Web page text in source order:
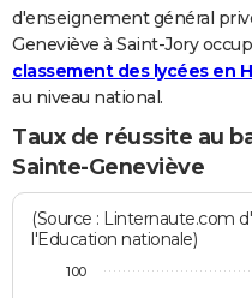
d'enseignement général
Geneviève à Saint-Jory
classement des lycées en
au niveau national.
Taux de réussite au
Sainte-Geneviève
(Source : Linternaute.com
l'Education nationale)
100